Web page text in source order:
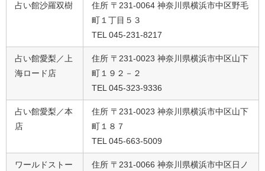
占い館沙羅双樹
住所 〒231-0064 神奈川県横浜市中区野毛
町１丁目５３
TEL 045-231-8217
占い館愛梨／上
海ロード店
住所 〒231-0023 神奈川県横浜市中区山下
町１９２－２
TEL 045-323-9336
占い館愛梨／本
店
住所 〒231-0023 神奈川県横浜市中区山下
町１８７
TEL 045-663-5009
ワールドストー
住所 〒231-0066 神奈川県横浜市中区日ノ